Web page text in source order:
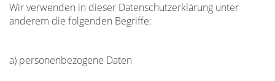
Wir verwenden in dieser Datenschutzerklärung unter
anderem die folgenden Begriffe:
a) personenbezogene Daten